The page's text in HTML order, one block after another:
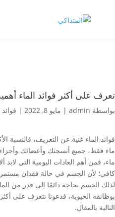
تعرف على أكثر فوائد الماء
بواسطة admin
| مايو 8, 2022 | فوائد
فوائد الماء غنية عن التعريف، فالنسبة
ماء فقط، جميع أنسجتك وأعضائك
ماء، فمن أهم العادات اليومية التي
كافي؛ لأن الجسم في حالة فقدان
لذلك الجسم بحاجة دائمًا إلى قدر من
بوظائفه الحيوية، فدعونا نتعرف على
التالية بالمقال.